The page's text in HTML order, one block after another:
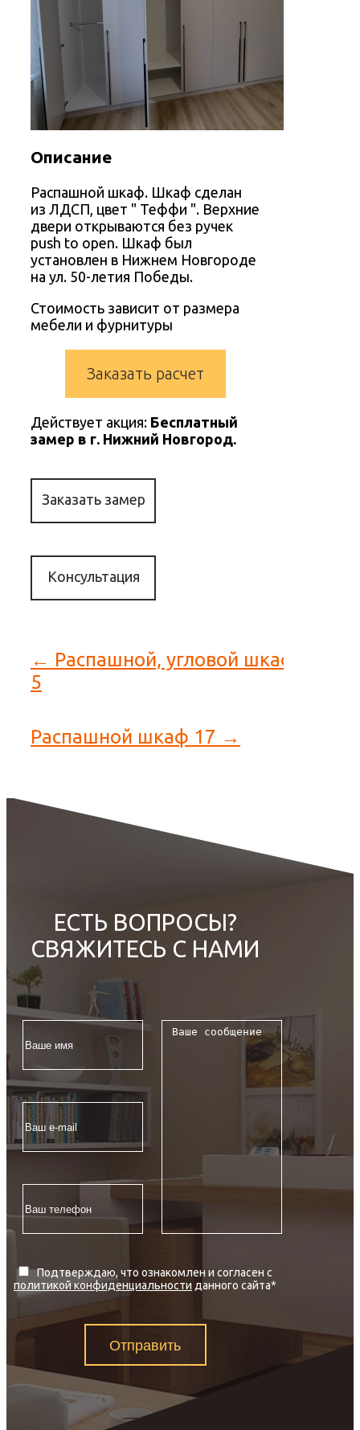
Описание
Распашной шкаф. Шкаф сделан
из ЛДСП, цвет " Теффи ". Верхние
двери открываются без ручек
push to open. Шкаф был
установлен в Нижнем Новгороде
на ул. 50-летия Победы.
Стоимость зависит от размера
мебели и фурнитуры
Заказать расчет
Действует акция: Бесплатный
замер в г. Нижний Новгород.
Заказать замер
Консультация
← Распашной, угловой шкаф
5
Распашной шкаф 17 →
ЕСТЬ ВОПРОСЫ?
СВЯЖИТЕСЬ С НАМИ
Подтверждаю, что ознакомлен и согласен с
политикой конфиденциальности данного сайта*
Отправить